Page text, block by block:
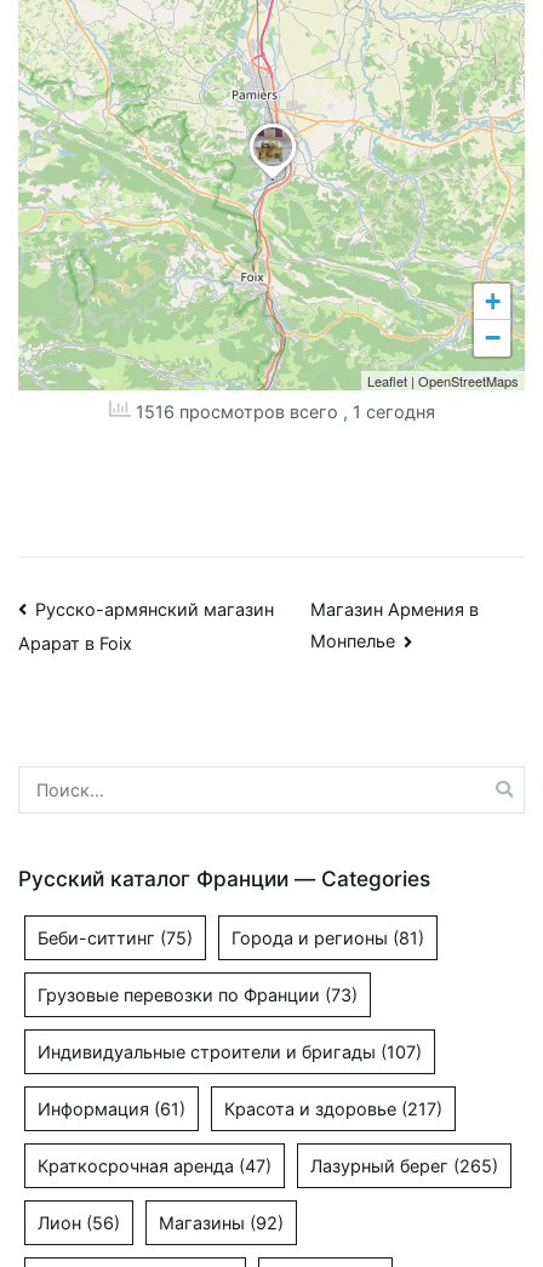
+
−
Leaflet | OpenStreetMaps
1516 просмотров всего , 1 сегодня
Навигация
по
Русско-армянский магазин
Арарат в Foix
Магазин Армения в
Монпелье
Найти:
Русский каталог Франции — Categories
Беби-ситтинг (75) Города и регионы (81)
Грузовые перевозки по Франции (73)
Индивидуальные строители и бригады (107)
Информация (61) Красота и здоровье (217)
Краткосрочная аренда (47) Лазурный берег (265)
Лион (56) Магазины (92)